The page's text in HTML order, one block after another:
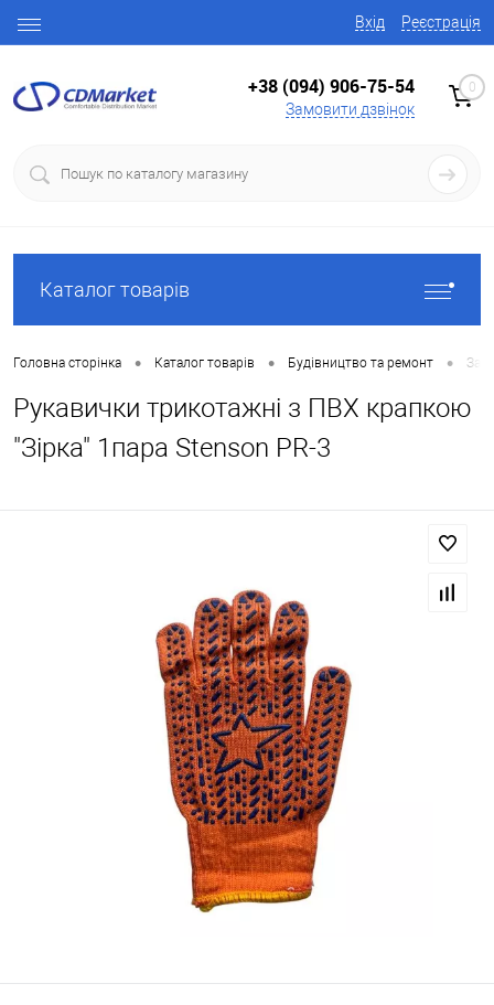
Вхід Реєстрація
+38 (094) 906-75-54
Замовити дзвінок
0
Каталог товарів
Головна сторінка • Каталог товарів • Будівництво та ремонт •
Рукавички трикотажні з ПВХ крапкою
"Зірка" 1пара Stenson PR-3